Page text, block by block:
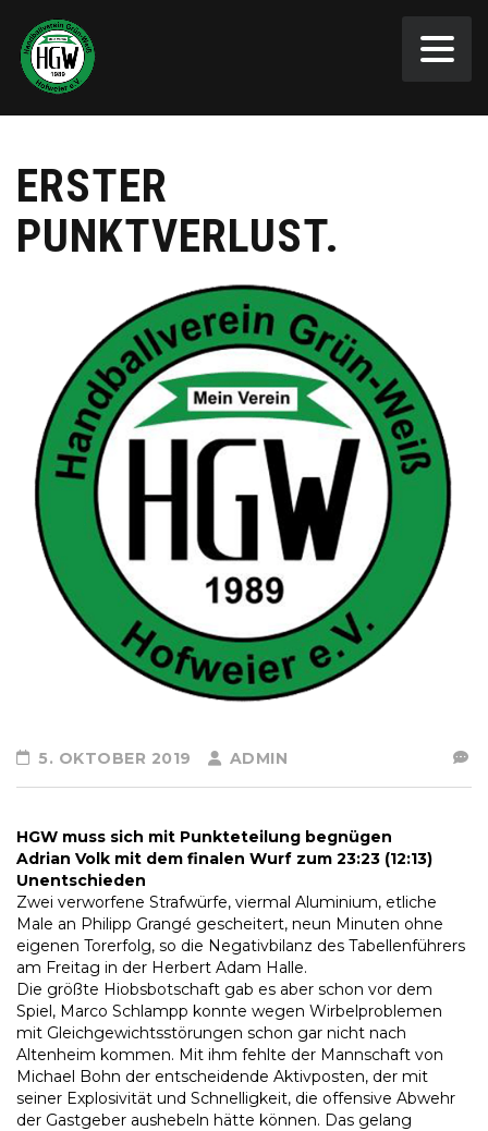
ERSTER
PUNKTVERLUST.
5. OKTOBER 2019 ADMIN
HGW muss sich mit Punkteteilung begnügen
Adrian Volk mit dem finalen Wurf zum 23:23 (12:13)
Unentschieden
Zwei verworfene Strafwürfe, viermal Aluminium, etliche
Male an Philipp Grangé gescheitert, neun Minuten ohne
eigenen Torerfolg, so die Negativbilanz des Tabellenführers
am Freitag in der Herbert Adam Halle.
Die größte Hiobsbotschaft gab es aber schon vor dem
Spiel, Marco Schlampp konnte wegen Wirbelproblemen
mit Gleichgewichtsstörungen schon gar nicht nach
Altenheim kommen. Mit ihm fehlte der Mannschaft von
Michael Bohn der entscheidende Aktivposten, der mit
seiner Explosivität und Schnelligkeit, die offensive Abwehr
der Gastgeber aushebeln hätte können. Das gelang